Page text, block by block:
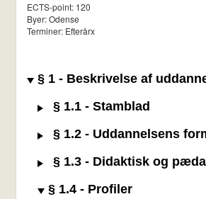
ECTS-point: 120
Byer: Odense
Terminer: Efterårx
§ 1 - Beskrivelse af
§ 1.1 - Stamblad
§ 1.2 - Uddannelsens
§ 1.3 - Didaktisk og
§ 1.4 - Profiler